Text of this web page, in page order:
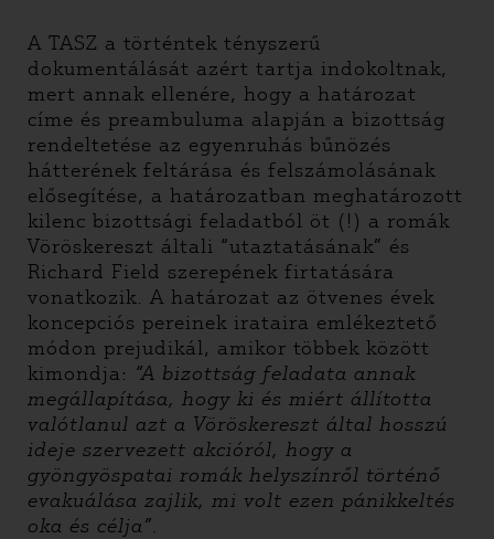
A TASZ a történtek tényszerű
dokumentálását azért tartja indokoltnak,
mert annak ellenére, hogy a határozat
címe és preambuluma alapján a bizottság
rendeltetése az egyenruhás bűnözés
hátterének feltárása és felszámolásának
elősegítése, a határozatban meghatározott
kilenc bizottsági feladatból öt (!) a romák
Vöröskereszt általi “utaztatásának” és
Richard Field szerepének firtatására
vonatkozik. A határozat az ötvenes évek
koncepciós pereinek irataira emlékeztető
módon prejudikál, amikor többek között
kimondja: “A bizottság feladata annak
megállapítása, hogy ki és miért állította
valótlanul azt a Vöröskereszt által hosszú
ideje szervezett akcióról, hogy a
gyöngyöspatai romák helyszínről történő
evakuálása zajlik, mi volt ezen pánikkeltés
oka és célja”.